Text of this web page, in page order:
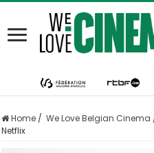
Home / We Love Belgian Cinema
Netflix